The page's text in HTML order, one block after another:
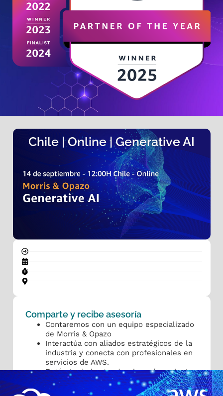
Chile | Online | Generative AI
Comparte y recibe asesoría
Contaremos con un equipo especializado
de Morris & Opazo
Interactúa con aliados estratégicos de la
industria y conecta con profesionales en
servicios de AWS.
Entérate de las tendencias más recientes
en tecnología de la nube hasta
soluciones innovadoras y disruptivas.